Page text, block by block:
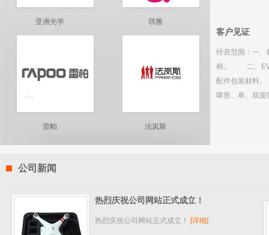
亚洲光学 琪雅
雷帕 法岚斯
客户见证
经营范围：一、
棉。 二、EVA
配件包装材料
啤形、单、双
公司新闻
热烈庆祝公司网站正式成立！
热烈庆祝公司网站正式成立！ [详细]